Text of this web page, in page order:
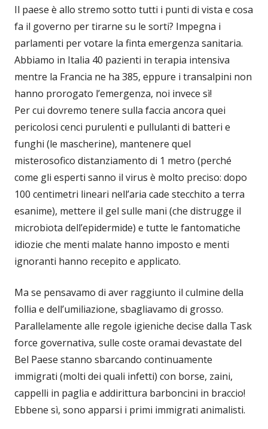
Il paese è allo stremo sotto tutti i punti di vista e cosa
fa il governo per tirarne su le sorti? Impegna i
parlamenti per votare la finta emergenza sanitaria.
Abbiamo in Italia 40 pazienti in terapia intensiva
mentre la Francia ne ha 385, eppure i transalpini non
hanno prorogato l’emergenza, noi invece sì!
Per cui dovremo tenere sulla faccia ancora quei
pericolosi cenci purulenti e pullulanti di batteri e
funghi (le mascherine), mantenere quel
misterosofico distanziamento di 1 metro (perché
come gli esperti sanno il virus è molto preciso: dopo
100 centimetri lineari nell’aria cade stecchito a terra
esanime), mettere il gel sulle mani (che distrugge il
microbiota dell’epidermide) e tutte le fantomatiche
idiozie che menti malate hanno imposto e menti
ignoranti hanno recepito e applicato.
Ma se pensavamo di aver raggiunto il culmine della
follia e dell’umiliazione, sbagliavamo di grosso.
Parallelamente alle regole igieniche decise dalla Task
force governativa, sulle coste oramai devastate del
Bel Paese stanno sbarcando continuamente
immigrati (molti dei quali infetti) con borse, zaini,
cappelli in paglia e addirittura barboncini in braccio!
Ebbene sì, sono apparsi i primi immigrati animalisti.